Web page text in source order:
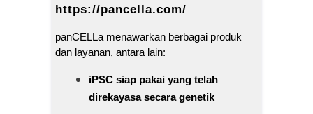
https://pancella.com/
panCELLa menawarkan berbagai produk
dan layanan, antara lain:
iPSC siap pakai yang telah
direkayasa secara genetik